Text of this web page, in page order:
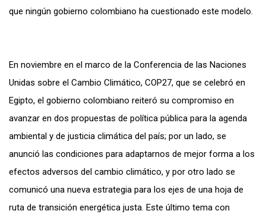
que ningún gobierno colombiano ha cuestionado este modelo.
En noviembre en el marco de la Conferencia de las Naciones
Unidas sobre el Cambio Climático, COP27, que se celebró en
Egipto, el gobierno colombiano reiteró su compromiso en
avanzar en dos propuestas de política pública para la agenda
ambiental y de justicia climática del país; por un lado, se
anunció las condiciones para adaptarnos de mejor forma a los
efectos adversos del cambio climático, y por otro lado se
comunicó una nueva estrategia para los ejes de una hoja de
ruta de transición energética justa. Este último tema con